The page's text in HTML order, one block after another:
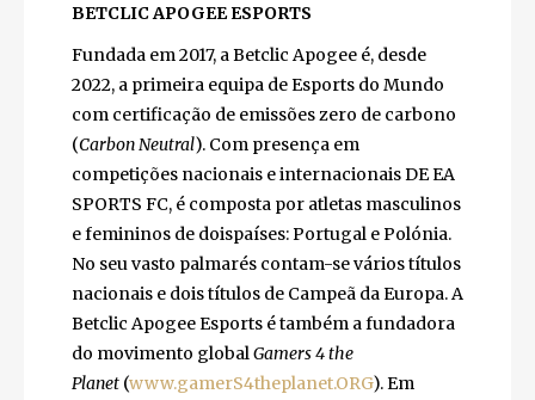
BETCLIC APOGEE ESPORTS
Fundada em 2017, a Betclic Apogee é, desde
2022, a primeira equipa de Esports do Mundo
com certificação de emissões zero de carbono
(Carbon Neutral). Com presença em
competições nacionais e internacionais DE EA
SPORTS FC, é composta por atletas masculinos
e femininos de doispaíses: Portugal e Polónia.
No seu vasto palmarés contam-se vários títulos
nacionais e dois títulos de Campeã da Europa. A
Betclic Apogee Esports é também a fundadora
do movimento globalGamers 4 the
Planet (www.gamerS4theplanet.ORG). Em